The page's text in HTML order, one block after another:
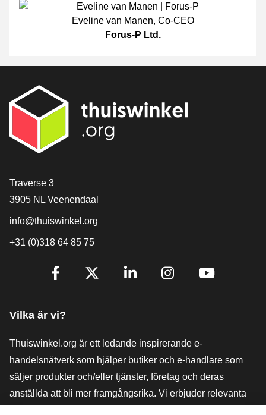
Eveline van Manen, Co-CEO
Forus-P Ltd.
[_General:Contact]
Traverse 3
3905 NL Veenendaal
info@thuiswinkel.org
+31 (0)318 64 85 75
[_General:SocialMediaTitle]
Vilka är vi?
Thuiswinkel.org är ett ledande inspirerande e-
handelsnätverk som hjälper butiker och e-handlare som
säljer produkter och/eller tjänster, företag och deras
anställda att bli mer framgångsrika. Vi erbjuder relevanta